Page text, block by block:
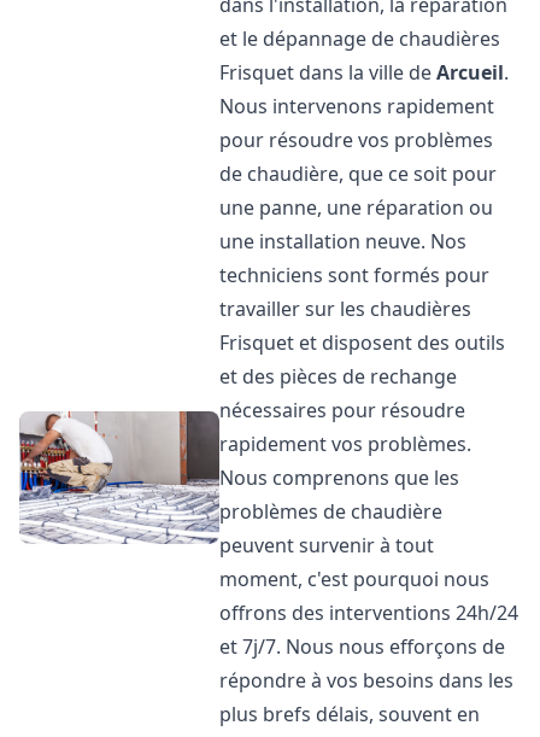
et le dépannage de chaudières
Frisquet dans la ville deArcueil.
Nous intervenons rapidement
pour résoudre vos problèmes
de chaudière, que ce soit pour
une panne, une réparation ou
une installation neuve. Nos
techniciens sont formés pour
travailler sur les chaudières
Frisquet et disposent des outils
et des pièces de rechange
nécessaires pour résoudre
rapidement vos problèmes.
Nous comprenons que les
problèmes de chaudière
peuvent survenir à tout
moment, c'est pourquoi nous
offrons des interventions 24h/24
et 7j/7. Nous nous efforçons de
répondre à vos besoins dans les
plus brefs délais, souvent en